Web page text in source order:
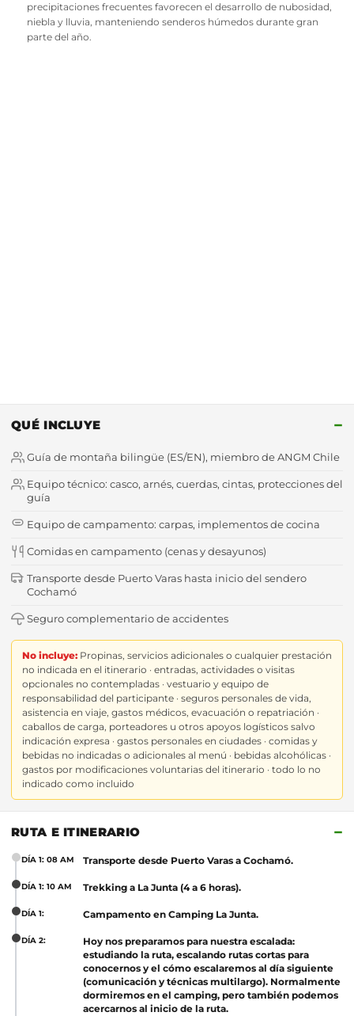
Más que alcanzar una vía en particular, este programa invita a
descubrir la escalada en uno de los escenarios de granito más
precipitaciones frecuentes favorecen el desarrollo de nubosidad,
niebla y lluvia, manteniendo senderos húmedos durante gran
parte del año.
QUÉ INCLUYE −
Guía de montaña bilingüe (ES/EN), miembro de ANGM Chile
Equipo técnico: casco, arnés, cuerdas, cintas, protecciones del
guía
Equipo de campamento: carpas, implementos de cocina
Comidas en campamento (cenas y desayunos)
Transporte desde Puerto Varas hasta inicio del sendero
Cochamó
Seguro complementario de accidentes
No incluye: Propinas, servicios adicionales o cualquier prestación
no indicada en el itinerario · entradas, actividades o visitas
opcionales no contempladas · vestuario y equipo de
responsabilidad del participante · seguros personales de vida,
asistencia en viaje, gastos médicos, evacuación o repatriación ·
caballos de carga, porteadores u otros apoyos logísticos salvo
indicación expresa · gastos personales en ciudades · comidas y
bebidas no indicadas o adicionales al menú · bebidas alcohólicas ·
gastos por modificaciones voluntarias del itinerario · todo lo no
indicado como incluido
RUTA E ITINERARIO −
DÍA 1: 08 AM Transporte desde Puerto Varas a Cochamó.
DÍA 1: 10 AM Trekking a La Junta (4 a 6 horas).
DÍA 1: Campamento en Camping La Junta.
DÍA 2:
Hoy nos preparamos para nuestra escalada:
estudiando la ruta, escalando rutas cortas para
conocernos y el cómo escalaremos al día siguiente
(comunicación y técnicas multilargo). Normalmente
dormiremos en el camping, pero también podemos
acercarnos al inicio de la ruta.